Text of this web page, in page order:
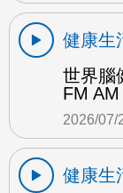
健康生
世界腦
FM AM
2026/07/
健康生